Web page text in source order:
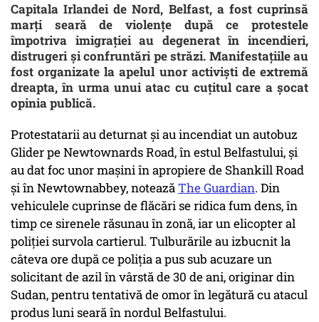
Capitala Irlandei de Nord, Belfast, a fost cuprinsă
marți seară de violențe după ce protestele
împotriva imigrației au degenerat în incendieri,
distrugeri și confruntări pe străzi. Manifestațiile au
fost organizate la apelul unor activiști de extremă
dreapta, în urma unui atac cu cuțitul care a șocat
opinia publică.
Protestatarii au deturnat și au incendiat un autobuz
Glider pe Newtownards Road, în estul Belfastului, și
au dat foc unor mașini în apropiere de Shankill Road
și în Newtownabbey, noteazăThe Guardian. Din
vehiculele cuprinse de flăcări se ridica fum dens, în
timp ce sirenele răsunau în zonă, iar un elicopter al
poliției survola cartierul. Tulburările au izbucnit la
câteva ore după ce poliția a pus sub acuzare un
solicitant de azil în vârstă de 30 de ani, originar din
Sudan, pentru tentativă de omor în legătură cu atacul
produs luni seară în nordul Belfastului.